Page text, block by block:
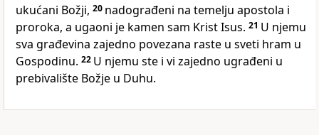
ukućani Božji, 20 nadograđeni na temelju apostola i
proroka, a ugaoni je kamen sam Krist Isus. 21 U njemu
sva građevina zajedno povezana raste u sveti hram u
Gospodinu. 22 U njemu ste i vi zajedno ugrađeni u
prebivalište Božje u Duhu.